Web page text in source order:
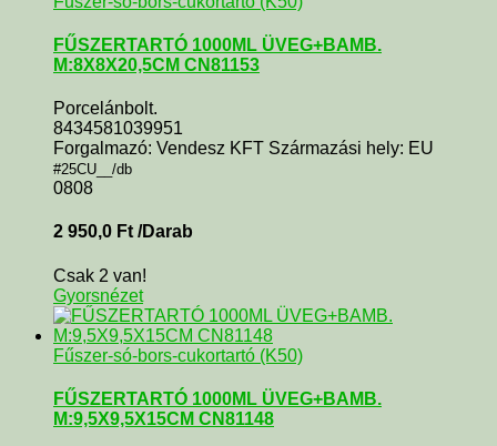
FŰSZERTARTÓ 1000ML ÜVEG+BAMB.
M:8X8X20,5CM CN81153
Porcelánbolt.
8434581039951
Forgalmazó: Vendesz KFT Származási hely: EU
#25CU__/db
0808
2 950,0 Ft /Darab
Csak 2 van!
Gyorsnézet
Fűszer-só-bors-cukortartó (K50)
FŰSZERTARTÓ 1000ML ÜVEG+BAMB.
M:9,5X9,5X15CM CN81148